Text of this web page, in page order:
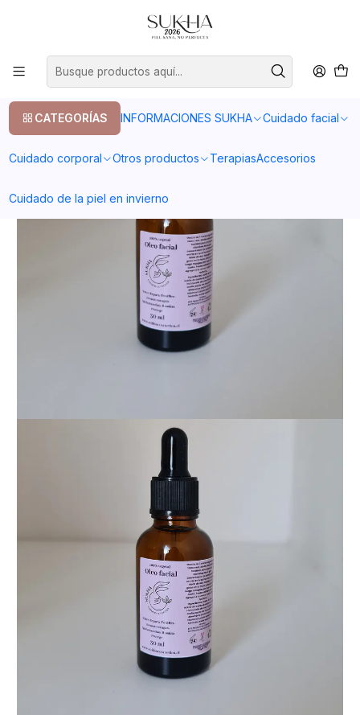
CATEGORÍAS INFORMACIONES SUKHA Cuidado facial
Cuidado corporal Otros productos TerapiasAccesorios
Cuidado de la piel en invierno
20% en tu primera compra con el codigo COMPRA1